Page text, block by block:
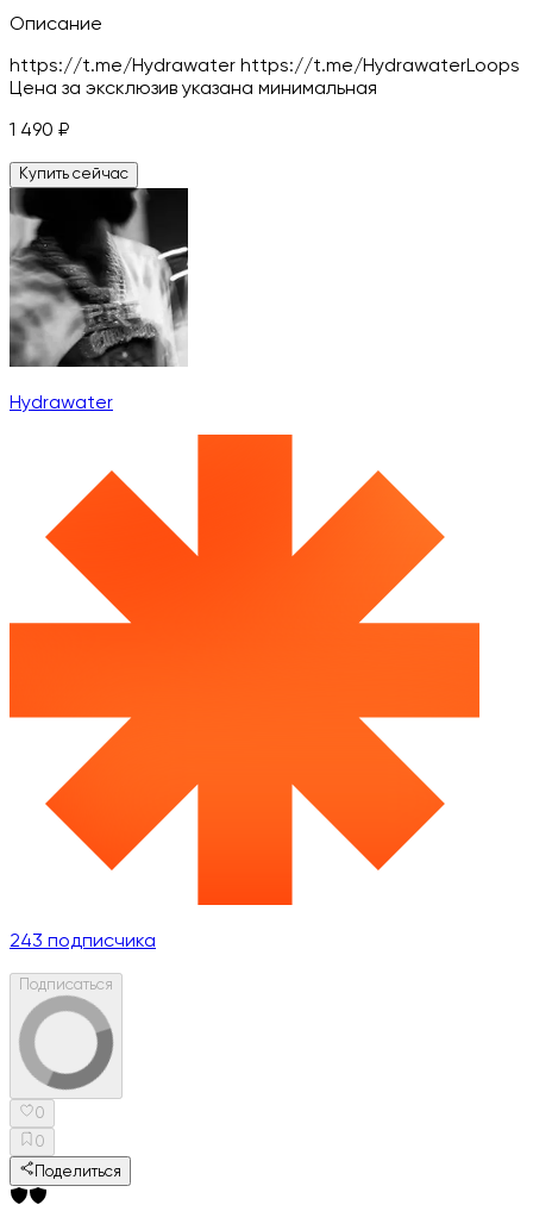
Описание
https://t.me/Hydrawater https://t.me/HydrawaterLoops
Цена за эксклюзив указана минимальная
1 490 ₽
Купить сейчас
Hydrawater
243 подписчика
Подписаться
0
0
Поделиться